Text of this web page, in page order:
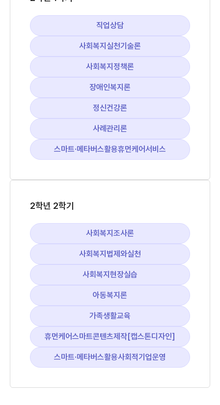
직업상담
사회복지실천기술론
사회복지정책론
장애인복지론
정신건강론
사례관리론
스마트·메타버스활용휴먼케어서비스
2학년 2학기
사회복지조사론
사회복지법제와실천
사회복지현장실습
아동복지론
가족생활교육
휴먼케어스마트콘텐츠제작[캡스톤디자인]
스마트·메타버스활용사회적기업운영